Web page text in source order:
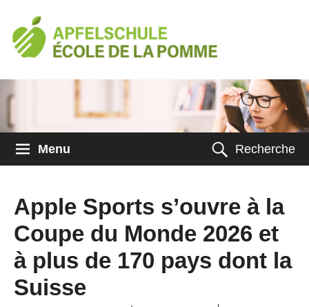
Menu Recherche
Apple Sports s’ouvre à la
Coupe du Monde 2026 et
à plus de 170 pays dont la
Suisse